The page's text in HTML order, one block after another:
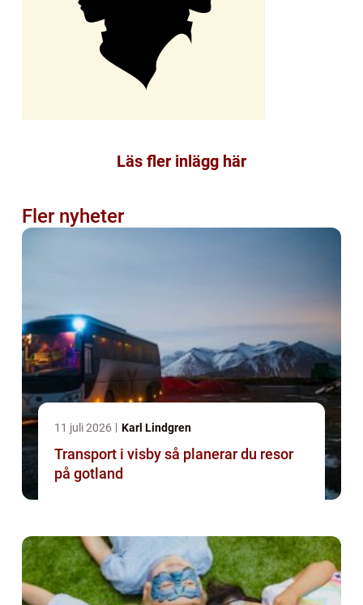
Läs fler inlägg här
Fler nyheter
11 juli 2026 Karl Lindgren
Transport i visby så planerar du resor
på gotland